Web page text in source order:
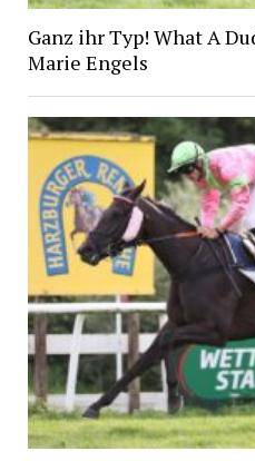
Ganz ihr Typ! What A
Marie Engels